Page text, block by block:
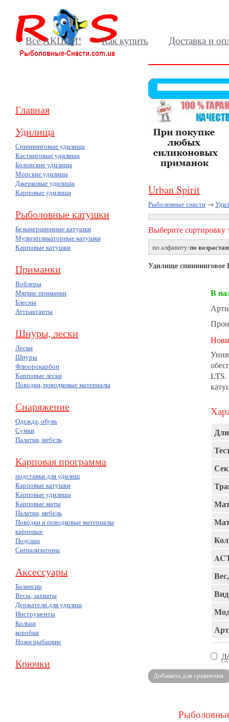
Все АКЦИИ! Как купить Доставка и
Главная
Удилища
Спиннинговые удилища
Кастинговые удилища
Болонские удилища
Морские удилища
Джерковые удилища
Карповые удилища
Рыболовные катушки
Безынерционные катушки
Мультипликаторные катушки
Карповые катушки
Приманки
Воблеры
Мягкие приманки
Блесны
Аттрактанты
Шнуры, лески
Лески
Шнуры
Флюорокарбон
Карповые лески
Поводки, поводковые материалы
Снаряжение
Одежда, обувь
Сумки
Палатки, мебель
Карповая программа
подставки для удилищ
Карповые катушки
Карповые удилища
Карповые маты
Палатки, мебель
Поводки и поводковые материалы
карповые
Подсаки
Сигнализаторы
Аксессуары
Балансир
Весы, захваты
Держатели для удилищ
Инструменты
Кольца
коробки
Ножи рыбацкие
Крючки
Urban Spirit
Рыболовные снасти →
Выберите сортировку
по алфавиту:по
Удилище
В
Вид